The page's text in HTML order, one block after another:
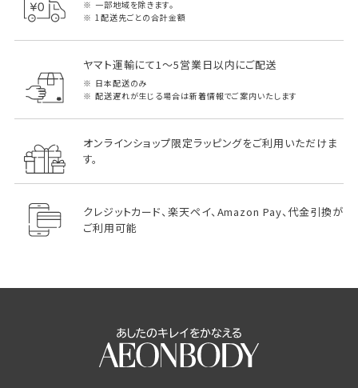
一部地域を除きます。
1配送先ごとの合計金額
ヤマト運輸にて1～5営業日以内にご配送
日本配送のみ
配送遅れが生じる場合は新着情報でご案内いたします
オンラインショップ限定ラッピングをご利用いただけま
す。
クレジットカード、楽天ペイ、Amazon Pay、代金引換が
ご利用可能